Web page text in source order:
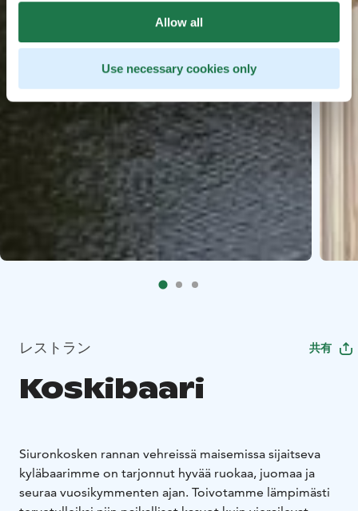
Allow all
Use necessary cookies only
レストラン 共有
Koskibaari
Siuronkosken rannan vehreissä maisemissa sijaitseva
kyläbaarimme on tarjonnut hyvää ruokaa, juomaa ja
seuraa vuosikymmenten ajan. Toivotamme lämpimästi